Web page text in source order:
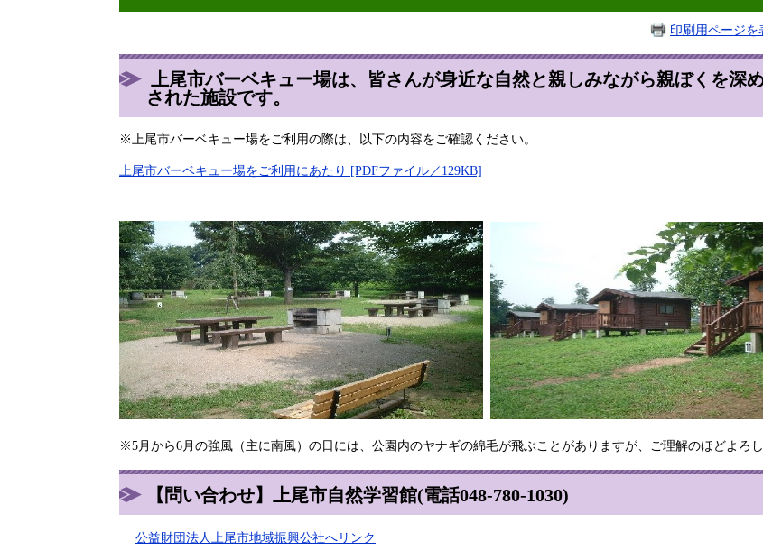
印刷用ページを
上尾市バーベキュー場は、皆さんが身近な自然と親しみながら親ぼくを深
された施設です。
※上尾市バーベキュー場をご利用の際は、以下の内容をご確認ください。
上尾市バーベキュー場をご利用にあたり [PDFファイル／129KB]
※5月から6月の強風（主に南風）の日には、公園内のヤナギの綿毛が飛ぶことがありますが、ご理解のほどよろし
【問い合わせ】上尾市自然学習館(電話048-780-1030)
公益財団法人上尾市地域振興公社へリンク